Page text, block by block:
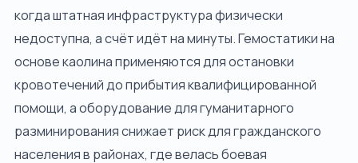
когда штатная инфраструктура физически
недоступна, а счёт идёт на минуты. Гемостатики на
основе каолина применяются для остановки
кровотечений до прибытия квалифицированной
помощи, а оборудование для гуманитарного
разминирования снижает риск для гражданского
населения в районах, где велась боевая